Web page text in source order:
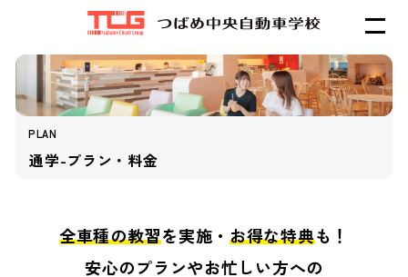
PLAN
通学-プラン・料金
全車種の教習を実施・お得な特典も！
安心のプランやお忙しい方への